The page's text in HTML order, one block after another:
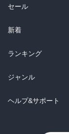
総合
ラノベ
雑誌・グラビア
BL・TL
セール
総合
ラノベ
雑誌・グラビア
BL・TL
新着
総合
ラノベ
雑誌・グラビア
ランキング
総合
ラノベ
ジャンル
コミック
ヘルプ&サポート